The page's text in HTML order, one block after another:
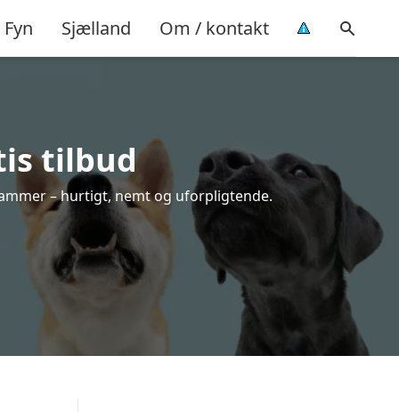
Fyn Sjælland Om / kontakt
tilbud
– hurtigt, nemt og uforpligtende.